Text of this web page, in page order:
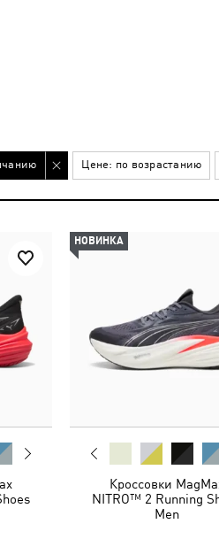
Цене: по возрастанию
НОВИНКА
Кроссовки
NITRO™ 2 Running
Men